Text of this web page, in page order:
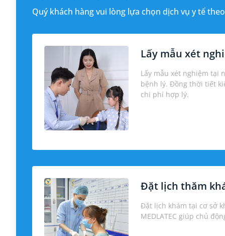
Quý khách hàng vui lòng lựa chọn dịch vụ y tế
Lấy mẫu xét
Lấy mẫu xét nghiệm tại
bệnh lý. Đồng thời tiết
chi phí hợp lý.
Đặt lịch thăm
Đặt lịch khám tại cơ sở
MEDLATEC giúp chủ